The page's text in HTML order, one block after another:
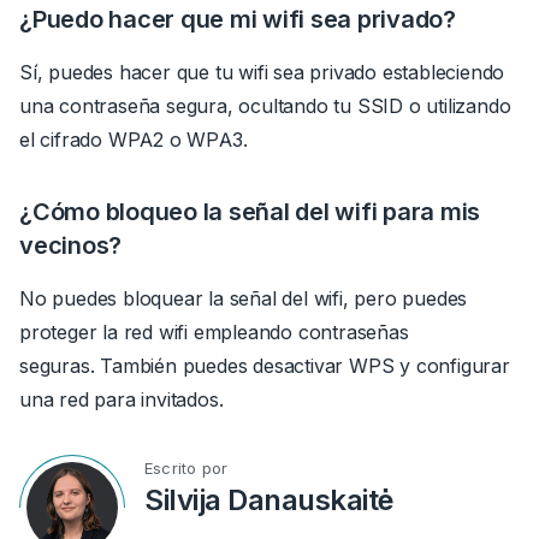
¿Puedo hacer que mi wifi sea privado?
Sí, puedes hacer que tu wifi sea privado estableciendo
una contraseña segura, ocultando tu SSID o utilizando
el cifrado WPA2 o WPA3.
¿Cómo bloqueo la señal del wifi para mis
vecinos?
No puedes bloquear la señal del wifi, pero puedes
proteger la red wifi empleando contraseñas
seguras. También puedes desactivar WPS y configurar
una red para invitados.
Escrito por
Silvija Danauskaitė